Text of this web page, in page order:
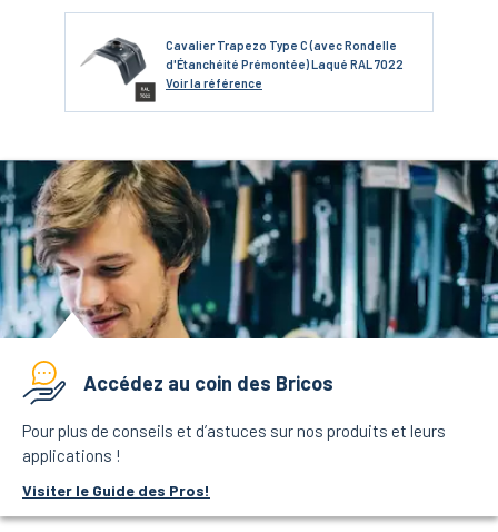
Cavalier Trapezo Type C (avec Rondelle
d'Étanchéité Prémontée) Laqué RAL 7022
Voirla référence
Accédez au coin des Bricos
Pour plus de conseils et d’astuces sur nos produits et leurs
applications !
Visiter le Guide des Pros!